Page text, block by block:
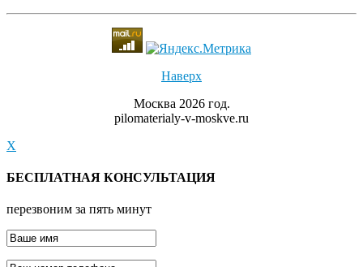
Наверх
Москва 2026 год.
pilomaterialy-v-moskve.ru
X
БЕСПЛАТНАЯ КОНСУЛЬТАЦИЯ
перезвоним за пять минут